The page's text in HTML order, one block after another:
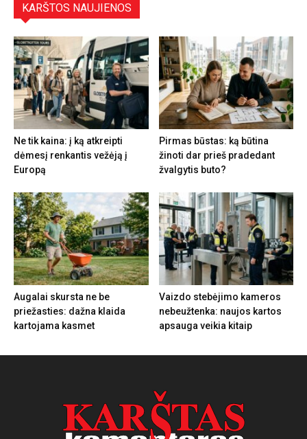
KARŠTOS NAUJIENOS
Ne tik kaina: į ką atkreipti
dėmesį renkantis vežėją į
Europą
Pirmas būstas: ką būtina
žinoti dar prieš pradedant
žvalgytis buto?
Augalai skursta ne be
priežasties: dažna klaida
kartojama kasmet
Vaizdo stebėjimo kameros
nebeužtenka: naujos kartos
apsauga veikia kitaip